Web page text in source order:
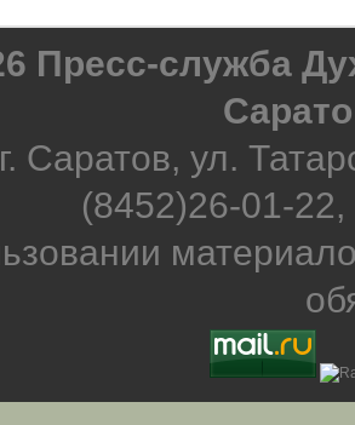
Пресс-служба
Саратов, ул.
(8452)26-01-